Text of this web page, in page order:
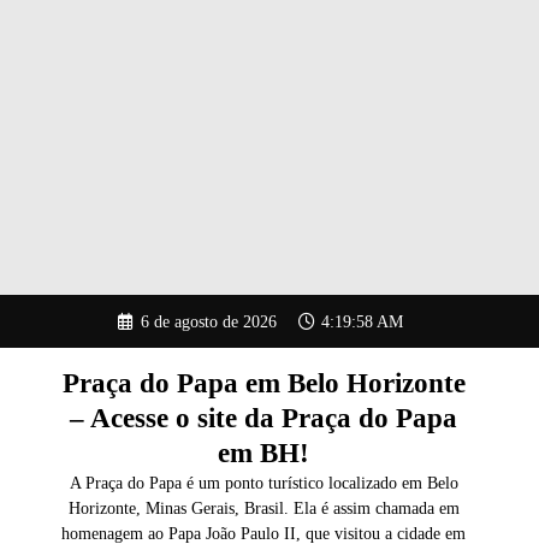
o
6 de agosto de 2026 4:19:59 AM
Praça do Papa em Belo Horizonte
– Acesse o site da Praça do Papa
em BH!
A Praça do Papa é um ponto turístico localizado em Belo
Horizonte, Minas Gerais, Brasil. Ela é assim chamada em
homenagem ao Papa João Paulo II, que visitou a cidade em